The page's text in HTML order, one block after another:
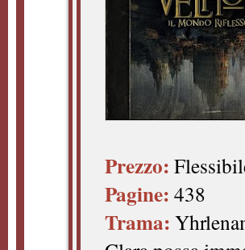
Prezzo:
Pagine: 438
Trama: